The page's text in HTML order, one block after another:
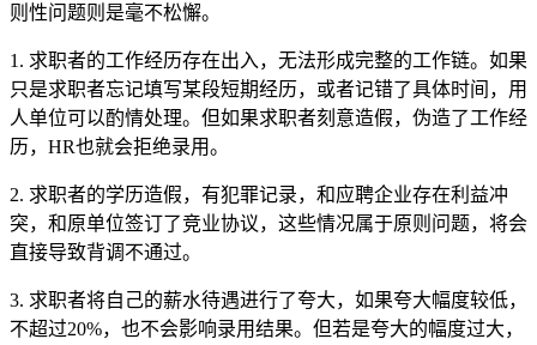
则性问题则是毫不松懈。
1. 求职者的工作经历存在出入，无法形成完整的工作链。如果
只是求职者忘记填写某段短期经历，或者记错了具体时间，用
人单位可以酌情处理。但如果求职者刻意造假，伪造了工作经
历，HR也就会拒绝录用。
2. 求职者的学历造假，有犯罪记录，和应聘企业存在利益冲
突，和原单位签订了竞业协议，这些情况属于原则问题，将会
直接导致背调不通过。
3. 求职者将自己的薪水待遇进行了夸大，如果夸大幅度较低，
不超过20%，也不会影响录用结果。但若是夸大的幅度过大，